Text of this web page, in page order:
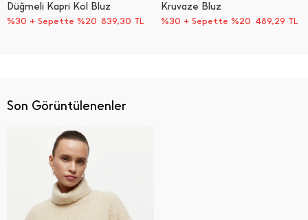
Düğmeli Kapri Kol Bluz
%30 + Sepette %20 839,30 TL
Kruvaze Bluz
%30 + Sepette %20 489,29 TL
Son Görüntülenenler